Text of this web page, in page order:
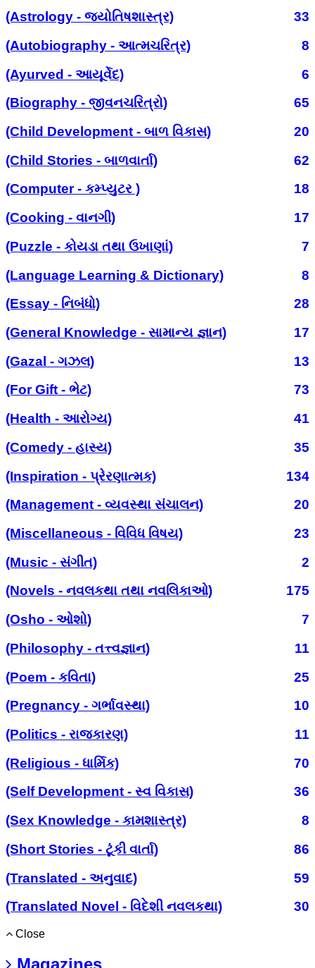
(Astrology - જ્યોતિષશાસ્ત્ર)
33
(Autobiography - આત્મચરિત્ર)
8
(Ayurved - આયૂર્વેદ)
6
(Biography - જીવનચરિત્રો)
65
(Child Development - બાળ વિકાસ)
20
(Child Stories - બાળવાર્તા)
62
(Computer - કમ્પ્યુટર )
18
(Cooking - વાનગી)
17
(Puzzle - કોયડા તથા ઉખાણાં)
7
(Language Learning & Dictionary)
8
(Essay - નિબંધો)
28
(General Knowledge - સામાન્ય જ્ઞાન)
17
(Gazal - ગઝલ)
13
(For Gift - ભેટ)
73
(Health - આરોગ્ય)
41
(Comedy - હાસ્ય)
35
(Inspiration - પ્રેરણાત્મક)
134
(Management - વ્યવસ્થા સંચાલન)
20
(Miscellaneous - વિવિધ વિષય)
23
(Music - સંગીત)
2
(Novels - નવલકથા તથા નવલિકાઓ)
175
(Osho - ઓશો)
7
(Philosophy - તત્ત્વજ્ઞાન)
11
(Poem - કવિતા)
25
(Pregnancy - ગર્ભાવસ્થા)
10
(Politics - રાજકારણ)
11
(Religious - ધાર્મિક)
70
(Self Development - સ્વ વિકાસ)
36
(Sex Knowledge - કામશાસ્ત્ર)
8
(Short Stories - ટૂંકી વાર્તા)
86
(Translated - અનુવાદ)
59
(Translated Novel - વિદેશી નવલકથા)
30
Close
Magazines